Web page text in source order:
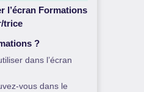
l’écran Formations
trice
?
dans l’écran
vous dans le